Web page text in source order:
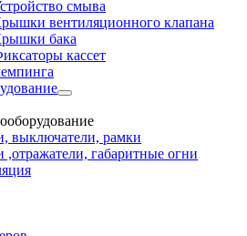
смыва
вентиляционного клапана
бака
кассет
выключатели, рамки
,отражатели, габаритные огни